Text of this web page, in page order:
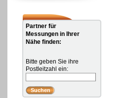
Partner für
Messungen in Ihrer
Nähe finden:
Bitte geben Sie ihre
Postleitzahl ein: